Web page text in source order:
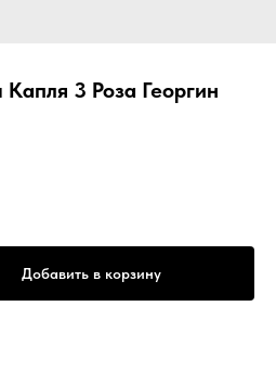
3 Роза Георгин
Добавить в корзину